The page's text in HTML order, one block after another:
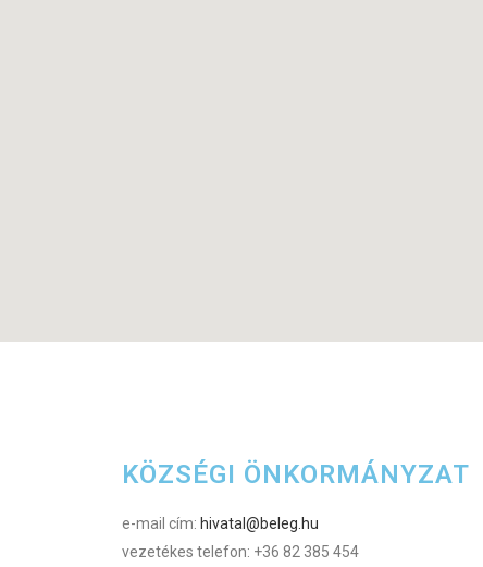
KÖZSÉGI ÖNKORMÁNYZAT
e-mail cím: hivatal@beleg.hu
vezetékes telefon: +36 82 385 454